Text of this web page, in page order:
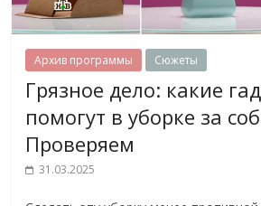
Архив программы Сюжеты
Грязное дело: какие
помогут в уборке за
Проверяем
31.03.2025